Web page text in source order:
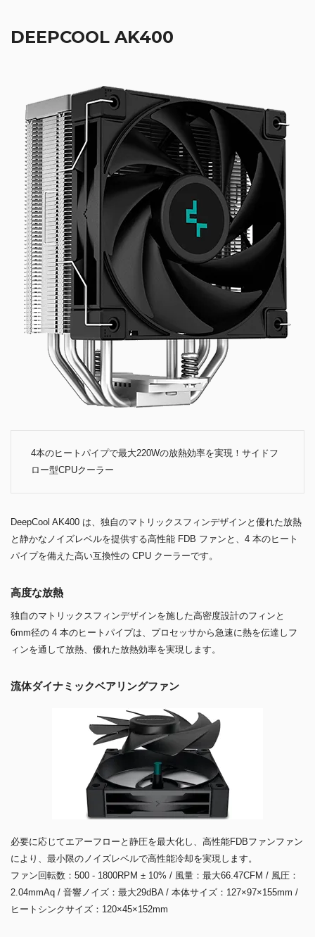
DEEPCOOL AK400
4本のヒートパイプで最大220Wの放熱効率を実現！サイドフ
ロー型CPUクーラー
DeepCool AK400 は、独自のマトリックスフィンデザインと優れた放熱
と静かなノイズレベルを提供する高性能 FDB ファンと、4 本のヒート
パイプを備えた高い互換性の CPU クーラーです。
高度な放熱
独自のマトリックスフィンデザインを施した高密度設計のフィンと
6mm径の 4 本のヒートパイプは、プロセッサから急速に熱を伝達しフ
ィンを通して放熱、優れた放熱効率を実現します。
流体ダイナミックベアリングファン
必要に応じてエアーフローと静圧を最大化し、高性能FDBファンファン
により、最小限のノイズレベルで高性能冷却を実現します。
ファン回転数：500 - 1800RPM ± 10% / 風量：最大66.47CFM / 風圧：
2.04mmAq / 音響ノイズ：最大29dBA / 本体サイズ：127×97×155mm /
ヒートシンクサイズ：120×45×152mm